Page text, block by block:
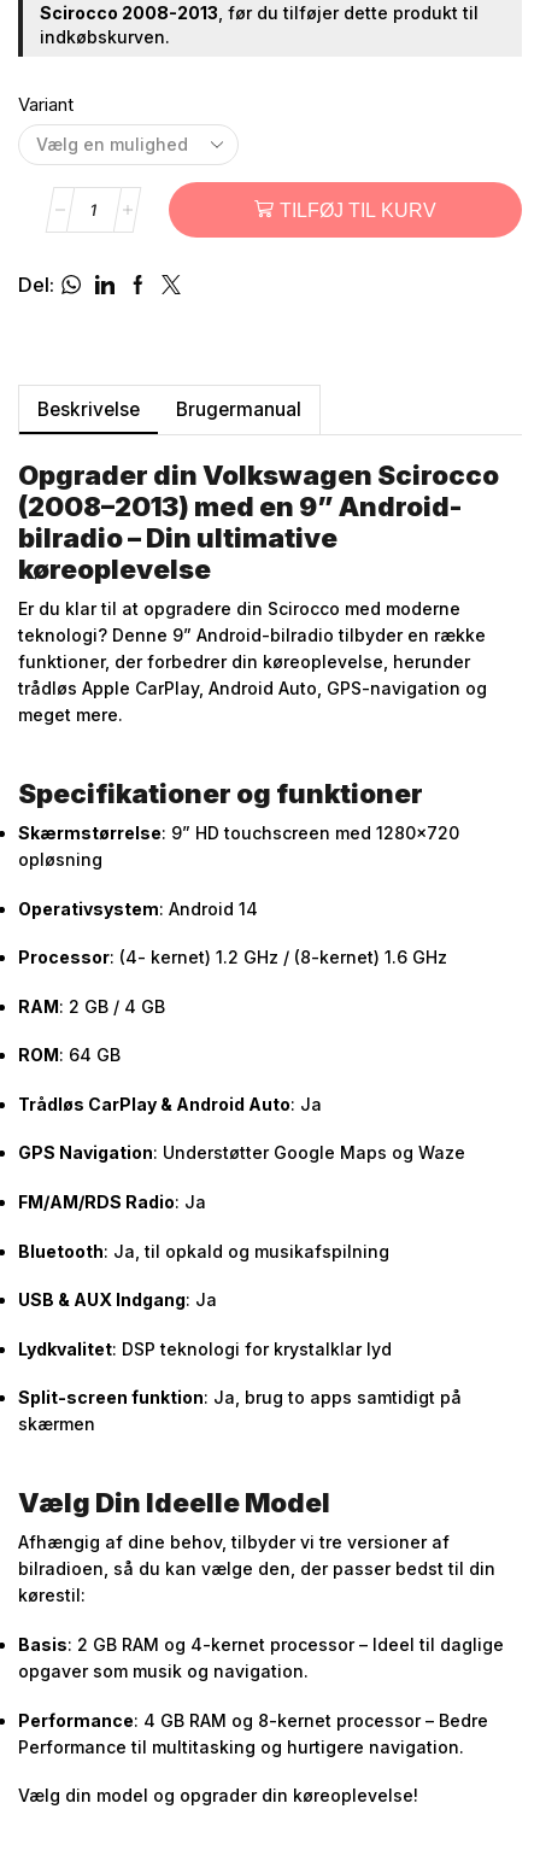
Scirocco 2008-2013 , før du tilføjer dette produkt til
indkøbskurven.
Variant
TILFØJ TIL KURV
Del:
Beskrivelse Brugermanual
Opgrader din Volkswagen Scirocco
(2008–2013) med en 9” Android-
bilradio – Din ultimative
køreoplevelse
Er du klar til at opgradere din Scirocco med moderne
teknologi? Denne 9” Android-bilradio tilbyder en række
funktioner, der forbedrer din køreoplevelse, herunder
trådløs Apple CarPlay, Android Auto, GPS-navigation og
meget mere.
Specifikationer og funktioner
Skærmstørrelse: 9” HD touchscreen med 1280×720
opløsning
Operativsystem: Android 14
Processor: (4- kernet) 1.2 GHz / (8-kernet) 1.6 GHz
RAM: 2 GB / 4 GB
ROM: 64 GB
Trådløs CarPlay & Android Auto: Ja
GPS Navigation: Understøtter Google Maps og Waze
FM/AM/RDS Radio: Ja
Bluetooth: Ja, til opkald og musikafspilning
USB & AUX Indgang: Ja
Lydkvalitet: DSP teknologi for krystalklar lyd
Split-screen funktion: Ja, brug to apps samtidigt på
skærmen
Vælg Din Ideelle Model
Afhængig af dine behov, tilbyder vi tre versioner af
bilradioen, så du kan vælge den, der passer bedst til din
kørestil:
Basis: 2 GB RAM og 4-kernet processor – Ideel til daglige
opgaver som musik og navigation.
Performance: 4 GB RAM og 8-kernet processor – Bedre
Performance til multitasking og hurtigere navigation.
Vælg din model og opgrader din køreoplevelse!